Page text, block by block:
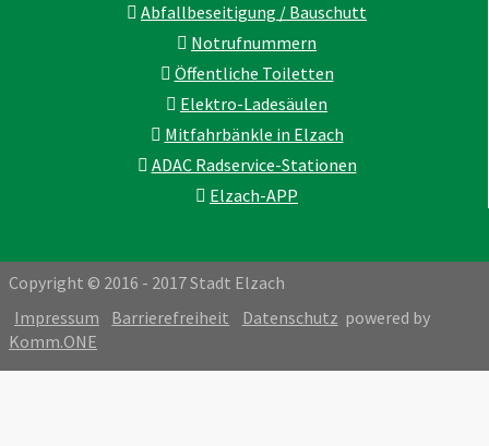
Abfallbeseitigung / Bauschutt
Notrufnummern
Öffentliche Toiletten
Elektro-Ladesäulen
Mitfahrbänkle in Elzach
ADAC Radservice-Stationen
Elzach-APP
Copyright © 2016 - 2017 Stadt Elzach
Impressum
Barrierefreiheit Datenschutz powered by
Komm.ONE